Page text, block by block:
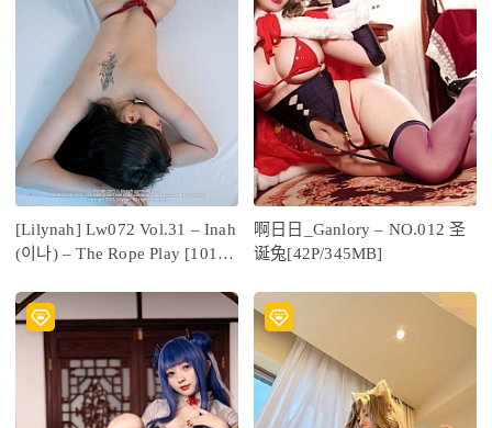
[Lilynah] Lw072 Vol.31 – Inah
(이나) – The Rope Play [101P-
啊日日_Ganlory – NO.012 圣
诞兔[42P/345MB]